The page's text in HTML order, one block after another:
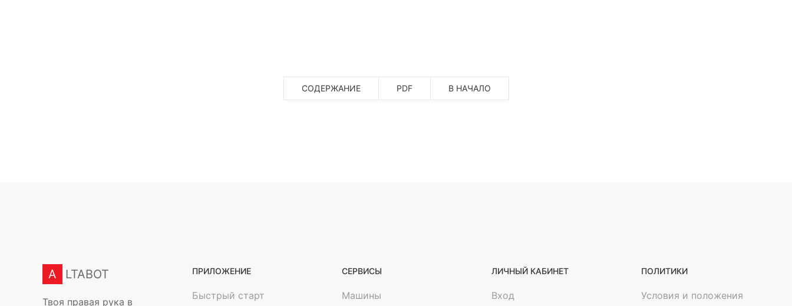
СОДЕРЖАНИЕ PDF В НАЧАЛО
A LTABOT
Твоя правая рука в
ПРИЛОЖЕНИЕ
Быстрый старт
СЕРВИСЫ
Машины
ЛИЧНЫЙ КАБИНЕТ
Вход
ПОЛИТИКИ
Условия и положения